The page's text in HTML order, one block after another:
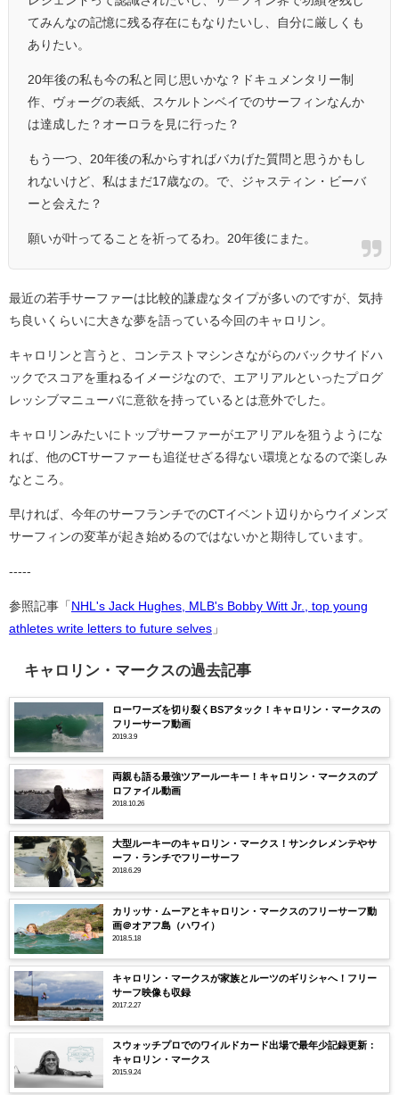
てみんなの記憶に残る存在にもなりたいし、自分に厳しくも
ありたい。
20年後の私も今の私と同じ思いかな？ドキュメンタリー制
作、ヴォーグの表紙、スケルトンベイでのサーフィンなんか
は達成した？オーロラを見に行った？
もう一つ、20年後の私からすればバカげた質問と思うかもし
れないけど、私はまだ17歳なの。で、ジャスティン・ビーバ
ーと会えた？
願いが叶ってることを祈ってるわ。20年後にまた。
最近の若手サーファーは比較的謙虚なタイプが多いのですが、気持
ち良いくらいに大きな夢を語っている今回のキャロリン。
キャロリンと言うと、コンテストマシンさながらのバックサイドハ
ックでスコアを重ねるイメージなので、エアリアルといったプログ
レッシブマニューバに意欲を持っているとは意外でした。
キャロリンみたいにトップサーファーがエアリアルを狙うようにな
れば、他のCTサーファーも追従せざる得ない環境となるので楽しみ
なところ。
早ければ、今年のサーフランチでのCTイベント辺りからウイメンズ
サーフィンの変革が起き始めるのではないかと期待しています。
-----
参照記事「 NHL's Jack Hughes, MLB's Bobby Witt Jr., top young
athletes write letters to future selves 」
キャロリン・マークスの過去記事
ローワーズを切り裂くBSアタック！キャロリン・マークスの
フリーサーフ動画
2019.3.9
両親も語る最強ツアールーキー！キャロリン・マークスのプ
ロファイル動画
2018.10.26
大型ルーキーのキャロリン・マークス！サンクレメンテやサ
ーフ・ランチでフリーサーフ
2018.6.29
カリッサ・ムーアとキャロリン・マークスのフリーサーフ動
画＠オアフ島（ハワイ）
2018.5.18
キャロリン・マークスが家族とルーツのギリシャへ！フリー
サーフ映像も収録
2017.2.27
スウォッチプロでのワイルドカード出場で最年少記録更新：
キャロリン・マークス
2015.9.24